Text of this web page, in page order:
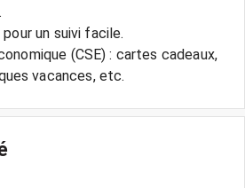
un suivi facile.
(CSE) : cartes cadeaux,